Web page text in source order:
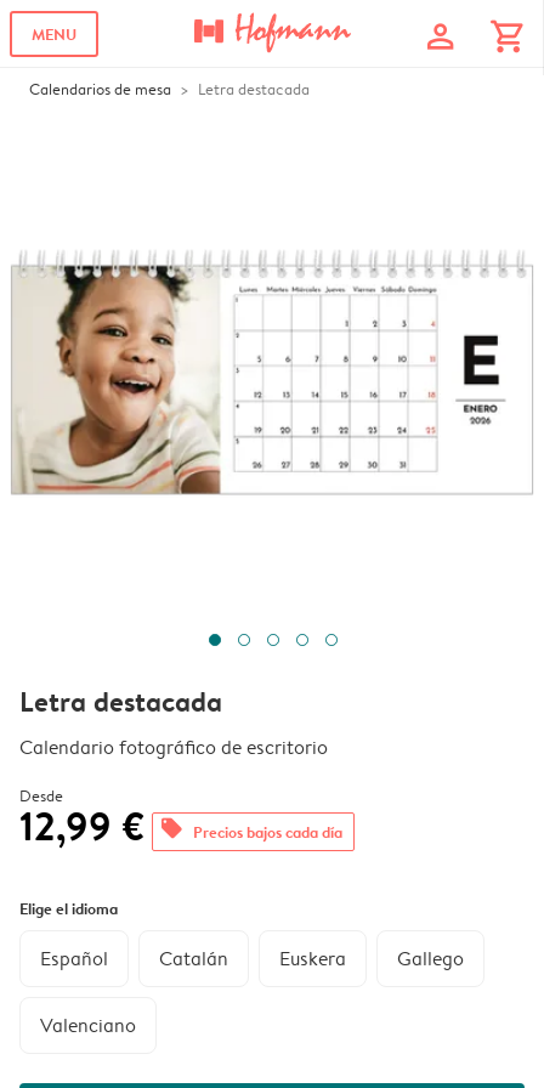
MENU profile shopping_cart
Calendarios de mesa Letra destacada
Letra destacada
Calendario fotográfico de escritorio
Desde
12,99 € offers Precios bajos cada día
Elige el idioma
Español Catalán Euskera Gallego
Valenciano